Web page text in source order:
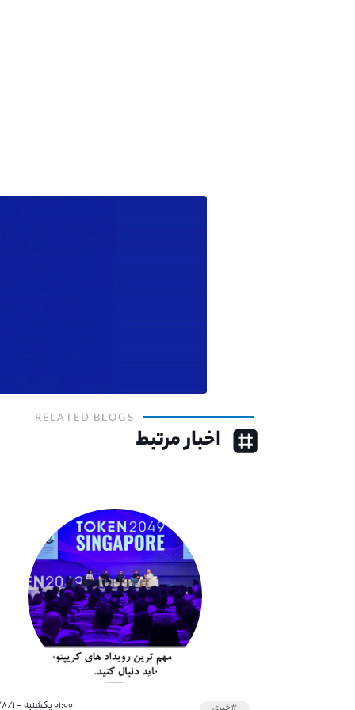
RELATED BLOGS
اخبار مرتبط
۰۱:۰۰ یکشنبه - ۱۴۰۱/۸/۱